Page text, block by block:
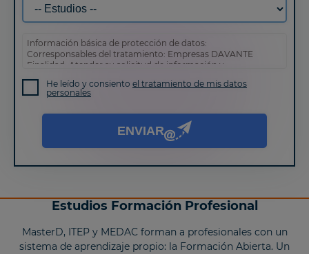
Información básica de protección de datos:
Corresponsables del tratamiento: Empresas DAVANTE
Finalidad: Atender su solicitud de información y
Derechos: Puede acceder, rectificar y suprimir sus datos,
así como otros derechos tal y como se explica en nuestra
He leído y consiento el tratamiento de mis datos
personales
ENVIAR
Estudios Formación Profesional
MasterD, ITEP y MEDAC forman a profesionales con un
sistema de aprendizaje propio: la Formación Abierta. Un